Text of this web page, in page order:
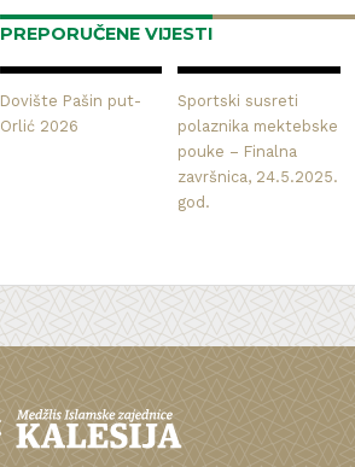
PREPORUČENE VIJESTI
Dovište Pašin put-
Orlić 2026
Sportski susreti
polaznika mektebske
pouke – Finalna
završnica, 24.5.2025.
god.